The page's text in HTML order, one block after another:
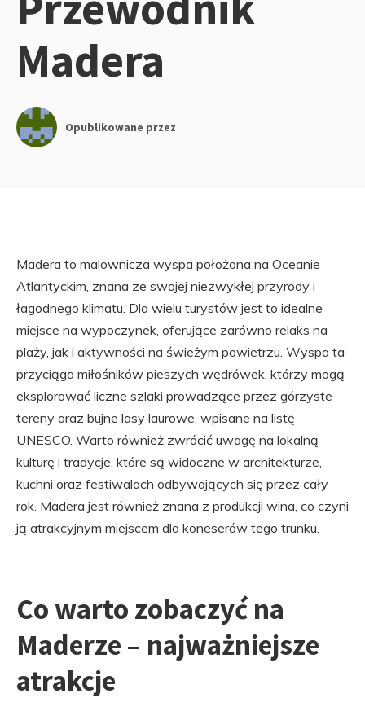
Madera
Opublikowane przez
Madera to malownicza wyspa położona na Oceanie
Atlantyckim, znana ze swojej niezwykłej przyrody i
łagodnego klimatu. Dla wielu turystów jest to idealne
miejsce na wypoczynek, oferujące zarówno relaks na
plaży, jak i aktywności na świeżym powietrzu. Wyspa ta
przyciąga miłośników pieszych wędrówek, którzy mogą
eksplorować liczne szlaki prowadzące przez górzyste
tereny oraz bujne lasy laurowe, wpisane na listę
UNESCO. Warto również zwrócić uwagę na lokalną
kulturę i tradycje, które są widoczne w architekturze,
kuchni oraz festiwalach odbywających się przez cały
rok. Madera jest również znana z produkcji wina, co czyni
ją atrakcyjnym miejscem dla koneserów tego trunku.
Co warto zobaczyć na
Maderze – najważniejsze
atrakcje